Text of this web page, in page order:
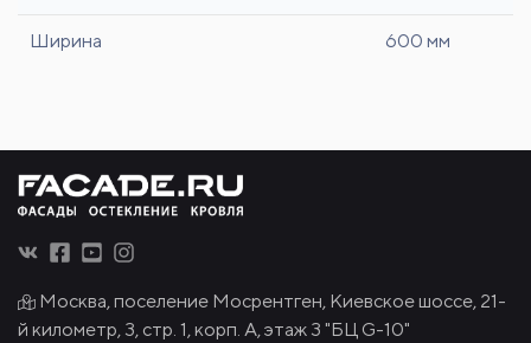
Ширина 600 мм
Москва, поселение Мосрентген, Киевское шоссе, 21-
й километр, 3, стр. 1, корп. А, этаж 3 "БЦ G-10"